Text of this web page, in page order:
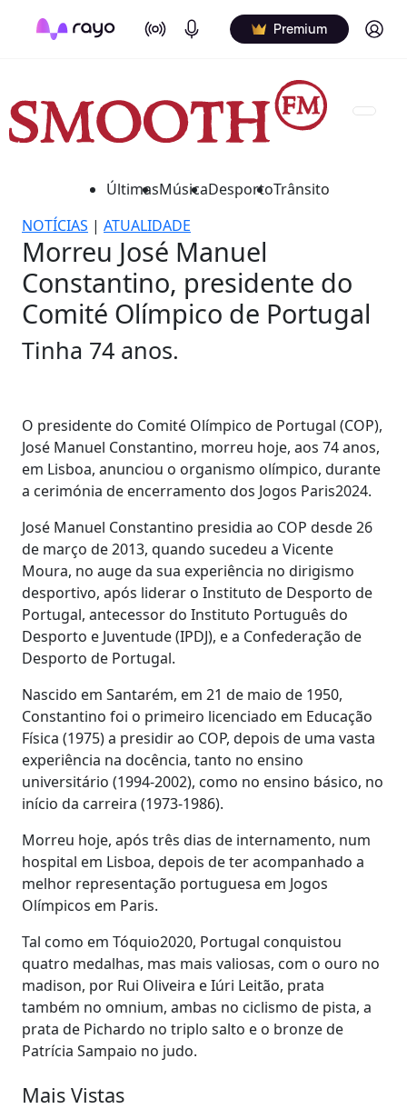
On Air Podcasts Premium Log in
ÚltimasMúsicaDesportoTrânsito
NOTÍCIAS | ATUALIDADE
Morreu José Manuel
Constantino, presidente do
Comité Olímpico de Portugal
Tinha 74 anos.
O presidente do Comité Olímpico de Portugal (COP),
José Manuel Constantino, morreu hoje, aos 74 anos,
em Lisboa, anunciou o organismo olímpico, durante
a cerimónia de encerramento dos Jogos Paris2024.
José Manuel Constantino presidia ao COP desde 26
de março de 2013, quando sucedeu a Vicente
Moura, no auge da sua experiência no dirigismo
desportivo, após liderar o Instituto de Desporto de
Portugal, antecessor do Instituto Português do
Desporto e Juventude (IPDJ), e a Confederação de
Desporto de Portugal.
Nascido em Santarém, em 21 de maio de 1950,
Constantino foi o primeiro licenciado em Educação
Física (1975) a presidir ao COP, depois de uma vasta
experiência na docência, tanto no ensino
universitário (1994-2002), como no ensino básico, no
início da carreira (1973-1986).
Morreu hoje, após três dias de internamento, num
hospital em Lisboa, depois de ter acompanhado a
melhor representação portuguesa em Jogos
Olímpicos em Paris.
Tal como em Tóquio2020, Portugal conquistou
quatro medalhas, mas mais valiosas, com o ouro no
madison, por Rui Oliveira e Iúri Leitão, prata
também no omnium, ambas no ciclismo de pista, a
prata de Pichardo no triplo salto e o bronze de
Patrícia Sampaio no judo.
Mais Vistas